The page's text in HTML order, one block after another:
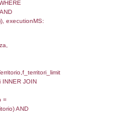
DescAltro,
=
=
)
= 2450 ) AND